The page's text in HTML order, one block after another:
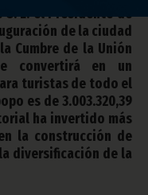
E. el Presidente de
de la ciudad
Cumbre de la Unión
convertirá en un
turistas de todo el
es de 3.003.320,39
ha invertido más
la construcción de
diversificación de la